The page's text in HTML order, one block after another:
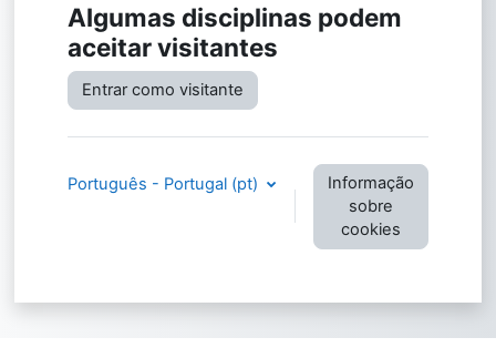
Algumas disciplinas podem
aceitar visitantes
Entrar como visitante
Português - Portugal ‎(pt)‎
Informação
sobre
cookies